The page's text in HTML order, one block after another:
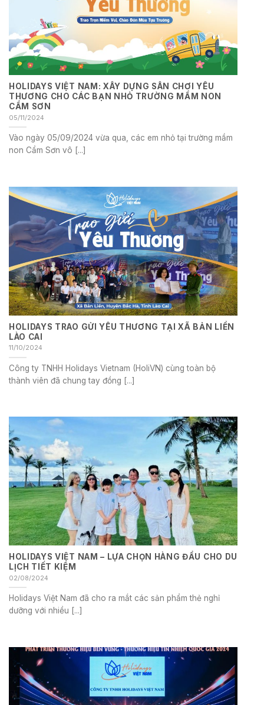
HOLIDAYS VIỆT NAM: XÂY DỰNG SÂN CHƠI YÊU
THƯƠNG CHO CÁC BẠN NHỎ TRƯỜNG MẦM NON
CẨM SƠN
05/11/2024
Vào ngày 05/09/2024 vừa qua, các em nhỏ tại trường mầm
non Cẩm Sơn vô [...]
HOLIDAYS TRAO GỬI YÊU THƯƠNG TẠI XÃ BẢN LIỀN
LÀO CAI
11/10/2024
Công ty TNHH Holidays Vietnam (HoliVN) cùng toàn bộ
thành viên đã chung tay đồng [...]
HOLIDAYS VIỆT NAM – LỰA CHỌN HÀNG ĐẦU CHO DU
LỊCH TIẾT KIỆM
02/08/2024
Holidays Việt Nam đã cho ra mắt các sản phẩm thẻ nghỉ
dưỡng với nhiều [...]